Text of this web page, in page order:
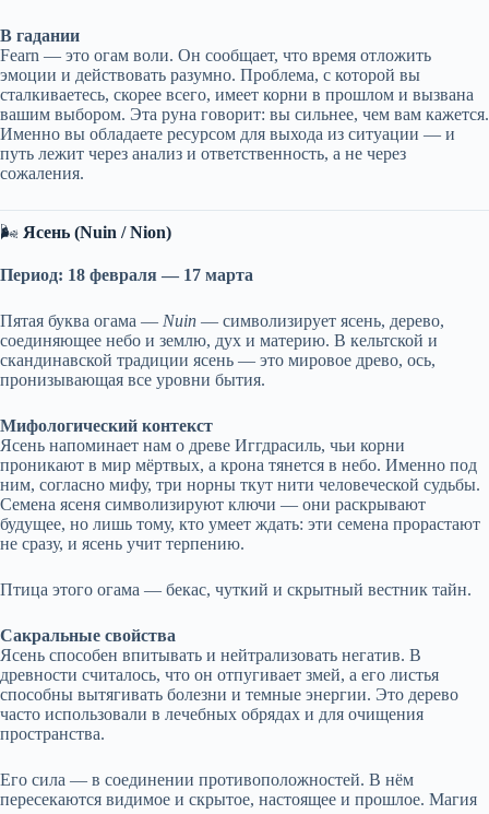
В гадании
Fearn — это огам воли. Он сообщает, что время отложить
эмоции и действовать разумно. Проблема, с которой вы
сталкиваетесь, скорее всего, имеет корни в прошлом и вызвана
вашим выбором. Эта руна говорит: вы сильнее, чем вам кажется.
Именно вы обладаете ресурсом для выхода из ситуации — и
путь лежит через анализ и ответственность, а не через
сожаления.
🌬 Ясень (Nuin / Nion)
Период: 18 февраля — 17 марта
Пятая буква огама — Nuin — символизирует ясень, дерево,
соединяющее небо и землю, дух и материю. В кельтской и
скандинавской традиции ясень — это мировое древо, ось,
пронизывающая все уровни бытия.
Мифологический контекст
Ясень напоминает нам о древе Иггдрасиль, чьи корни
проникают в мир мёртвых, а крона тянется в небо. Именно под
ним, согласно мифу, три норны ткут нити человеческой судьбы.
Семена ясеня символизируют ключи — они раскрывают
будущее, но лишь тому, кто умеет ждать: эти семена прорастают
не сразу, и ясень учит терпению.
Птица этого огама — бекас, чуткий и скрытный вестник тайн.
Сакральные свойства
Ясень способен впитывать и нейтрализовать негатив. В
древности считалось, что он отпугивает змей, а его листья
способны вытягивать болезни и темные энергии. Это дерево
часто использовали в лечебных обрядах и для очищения
пространства.
Его сила — в соединении противоположностей. В нём
пересекаются видимое и скрытое, настоящее и прошлое. Магия